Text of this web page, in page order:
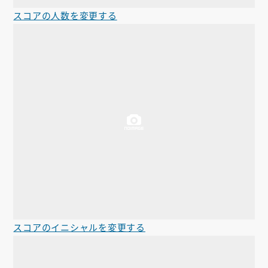
スコアの人数を変更する
スコアのイニシャルを変更する